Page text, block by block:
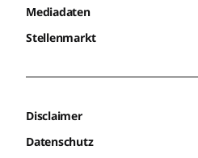
Mediadaten
Stellenmarkt
Disclaimer
Datenschutz